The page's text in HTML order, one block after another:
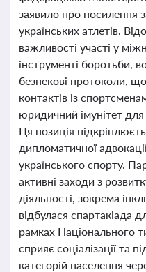
заявило про посилення
українських атлетів.
важливості участі у
інструменті боротьби,
безпекові протоколи,
контактів із
юридичний імунітет для
Ця позиція
дипломатичної
українського спорту.
активні заходи з
діяльності, зокрема
відбулася спартакіада
рамках Національного
сприяє соціалізації та
категорій населення